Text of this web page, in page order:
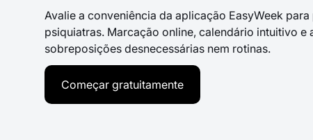
Avalie a conveniência da aplicação EasyWeek
psiquiatras. Marcação online, calendário intuitivo e
sobreposições desnecessárias nem rotinas.
Começar gratuitamente